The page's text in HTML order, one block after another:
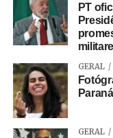
PT
GERAL
GERAL